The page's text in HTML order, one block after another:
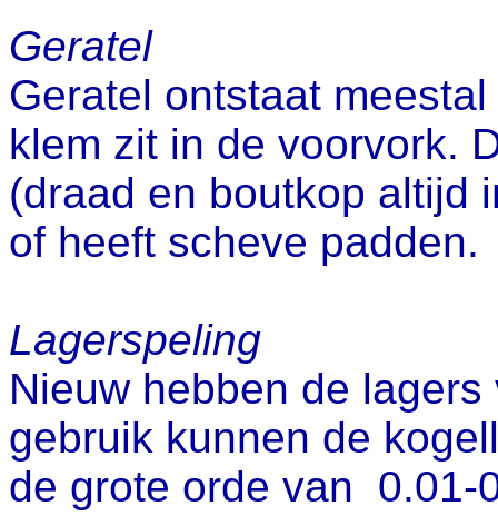
Geratel
Geratel ontstaat
klem zit in de voorvork.
(draad en boutkop altijd
of heeft scheve padden.
Lagerspeling
Nieuw hebben de
gebruik kunnen de
de grote orde van 0.01-